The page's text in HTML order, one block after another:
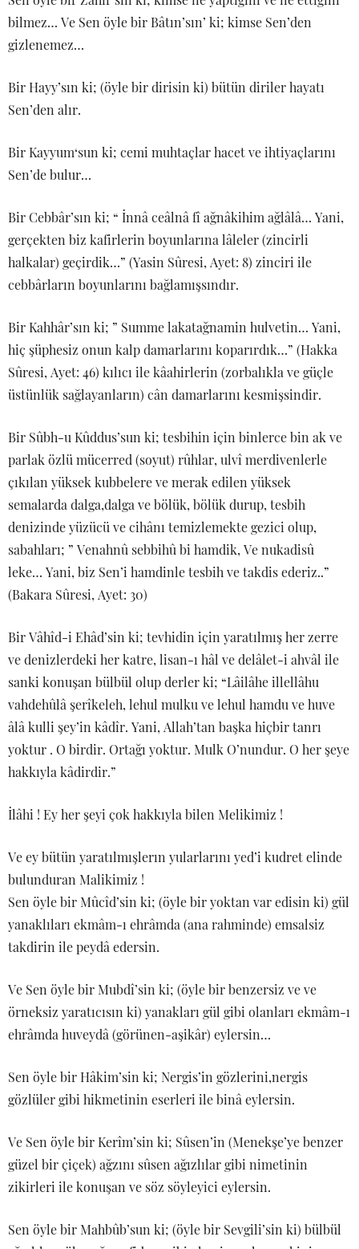
bilmez… Ve Sen öyle bir Bâtın’sın’ ki; kimse Sen’den
gizlenemez…
Bir Hayy’sın ki; (öyle bir dirisin ki) bütün diriler hayatı
Sen’den alır.
Bir Kayyum‘sun ki; cemi muhtaçlar hacet ve ihtiyaçlarını
Sen’de bulur…
Bir Cebbâr’sın ki; “ İnnâ ceâlnâ fî ağnâkihim ağlâlâ… Yani,
gerçekten biz kafirlerin boyunlarına lâleler (zincirli
halkalar) geçirdik…” (Yasin Sûresi, Ayet: 8) zinciri ile
cebbârların boyunlarını bağlamışsındır.
Bir Kahhâr’sın ki; ” Summe lakatağnamin hulvetin… Yani,
hiç şüphesiz onun kalp damarlarını koparırdık…” (Hakka
Sûresi, Ayet: 46) kılıcı ile kâahirlerin (zorbalıkla ve güçle
üstünlük sağlayanların) cân damarlarını kesmişsindir.
Bir Sûbh-u Kûddus’sun ki; tesbihin için binlerce bin ak ve
parlak özlü mücerred (soyut) rûhlar, ulvî merdivenlerle
çıkılan yüksek kubbelere ve merak edilen yüksek
semalarda dalga,dalga ve bölük, bölük durup, tesbih
denizinde yüzücü ve cihânı temizlemekte gezici olup,
sabahları; ” Venahnû sebbihû bi hamdik, Ve nukadisû
leke… Yani, biz Sen’i hamdinle tesbih ve takdis ederiz..”
(Bakara Sûresi, Ayet: 30)
Bir Vâhîd-i Ehâd’sin ki; tevhidin için yaratılmış her zerre
ve denizlerdeki her katre, lisan-ı hâl ve delâlet-i ahvâl ile
sanki konuşan bülbül olup derler ki; “Lâilâhe illellâhu
vahdehûlâ şerîkeleh, lehul mulku ve lehul hamdu ve huve
âlâ kulli şey’in kâdîr. Yani, Allah’tan başka hiçbir tanrı
yoktur . O birdir. Ortağı yoktur. Mulk O’nundur. O her şeye
hakkıyla kâdirdir.”
İlâhi ! Ey her şeyi çok hakkıyla bilen Melikimiz !
Ve ey bütün yaratılmışlerın yularlarını yed’i kudret elinde
bulunduran Malikimiz !
Sen öyle bir Mûcîd’sin ki; (öyle bir yoktan var edisin ki) gül
yanaklıları ekmâm-ı ehrâmda (ana rahminde) emsalsiz
takdirin ile peydâ edersin.
Ve Sen öyle bir Mubdî’sin ki; (öyle bir benzersiz ve ve
örneksiz yaratıcısın ki) yanakları gül gibi olanları ekmâm-ı
ehrâmda huveydâ (görünen-aşikâr) eylersin…
Sen öyle bir Hâkim’sin ki; Nergis’in gözlerini,nergis
gözlüler gibi hikmetinin eserleri ile binâ eylersin.
Ve Sen öyle bir Kerîm’sin ki; Sûsen’in (Menekşe’ye benzer
güzel bir çiçek) ağzını sûsen ağızlılar gibi nimetinin
zikirleri ile konuşan ve söz söyleyici eylersin.
Sen öyle bir Mahbûb’sun ki; (öyle bir Sevgili’sin ki) bülbül